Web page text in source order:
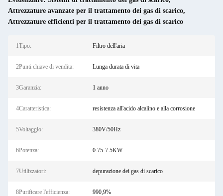
Attrezzature avanzate per il trattamento dei gas di scarico,
Attrezzature efficienti per il trattamento dei gas di scarico
1Tipo: Filtro dell'aria
2Punti chiave di vendita: Lunga durata di vita
3Garanzia: 1 anno
4Caratteristica: resistenza all'acido alcalino e alla corrosione
5Voltaggio: 380V/50Hz
6Potenza: 0.75-7.5KW
7Utilizzatori: depurazione dei gas di scarico
8Purificare l'efficienza: 990,9%